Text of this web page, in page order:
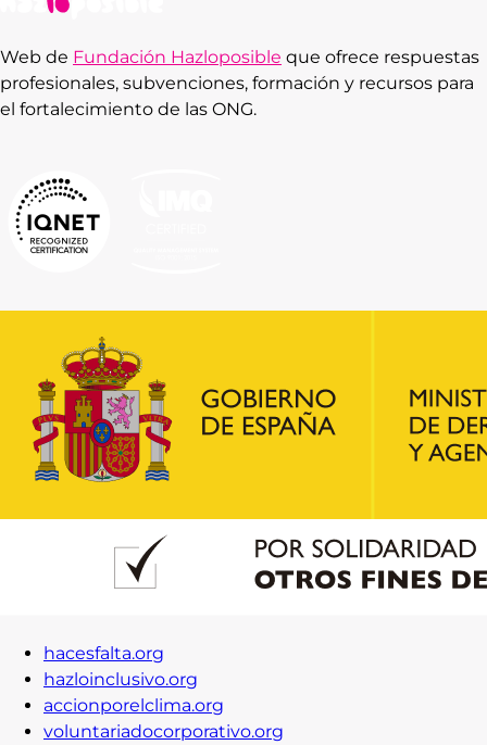
Web de Fundación Hazloposible que ofrece respuestas
profesionales, subvenciones, formación y recursos para
el fortalecimiento de las ONG.
hacesfalta.org
hazloinclusivo.org
accionporelclima.org
voluntariadocorporativo.org